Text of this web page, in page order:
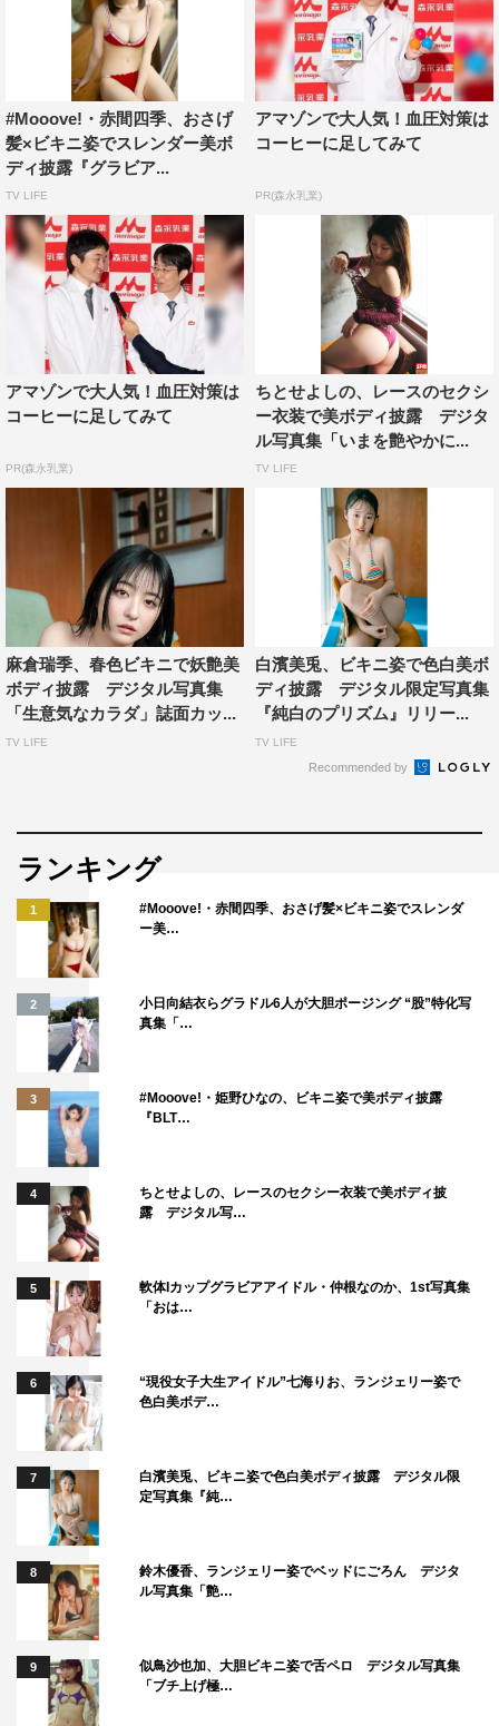
#Mooove!・赤間四季、おさげ
髪×ビキニ姿でスレンダー美ボ
ディ披露『グラビア...
TV LIFE
アマゾンで大人気！血圧対策は
コーヒーに足してみて
PR(森永乳業)
アマゾンで大人気！血圧対策は
コーヒーに足してみて
PR(森永乳業)
ちとせよしの、レースのセクシ
ー衣装で美ボディ披露 デジタ
ル写真集「いまを艶やかに...
TV LIFE
麻倉瑞季、春色ビキニで妖艶美
ボディ披露 デジタル写真集
「生意気なカラダ」誌面カッ...
TV LIFE
白濱美兎、ビキニ姿で色白美ボ
ディ披露 デジタル限定写真集
『純白のプリズム』リリー...
TV LIFE
Recommended by
ランキング
1
#Mooove!・赤間四季、おさげ髪×ビキニ姿でスレンダ
ー美…
2
小日向結衣らグラドル6人が大胆ポージング “股”特化写
真集「…
3
#Mooove!・姫野ひなの、ビキニ姿で美ボディ披露
『BLT…
4
ちとせよしの、レースのセクシー衣装で美ボディ披
露 デジタル写…
5
軟体Iカップグラビアアイドル・仲根なのか、1st写真集
「おは…
6
“現役女子大生アイドル”七海りお、ランジェリー姿で
色白美ボデ…
7
白濱美兎、ビキニ姿で色白美ボディ披露 デジタル限
定写真集『純…
8
鈴木優香、ランジェリー姿でベッドにごろん デジタ
ル写真集「艶…
9
似鳥沙也加、大胆ビキニ姿で舌ペロ デジタル写真集
「ブチ上げ極…